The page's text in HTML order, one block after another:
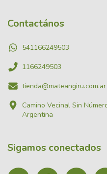
Contactános
541166249503
1166249503
tienda@mateangiru.com.ar
Camino Vecinal Sin
Argentina
Sigamos conectados